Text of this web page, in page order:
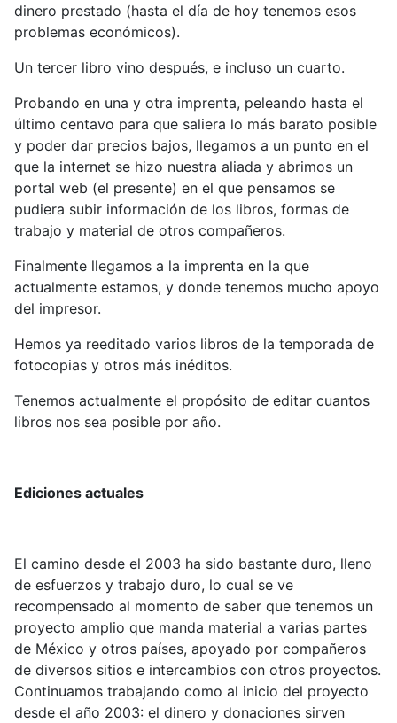
dinero prestado (hasta el día de hoy tenemos esos
problemas económicos).
Un tercer libro vino después, e incluso un cuarto.
Probando en una y otra imprenta, peleando hasta el
último centavo para que saliera lo más barato posible
y poder dar precios bajos, llegamos a un punto en el
que la internet se hizo nuestra aliada y abrimos un
portal web (el presente) en el que pensamos se
pudiera subir información de los libros, formas de
trabajo y material de otros compañeros.
Finalmente llegamos a la imprenta en la que
actualmente estamos, y donde tenemos mucho apoyo
del impresor.
Hemos ya reeditado varios libros de la temporada de
fotocopias y otros más inéditos.
Tenemos actualmente el propósito de editar cuantos
libros nos sea posible por año.
Ediciones actuales
El camino desde el 2003 ha sido bastante duro, lleno
de esfuerzos y trabajo duro, lo cual se ve
recompensado al momento de saber que tenemos un
proyecto amplio que manda material a varias partes
de México y otros países, apoyado por compañeros
de diversos sitios e intercambios con otros proyectos.
Continuamos trabajando como al inicio del proyecto
desde el año 2003: el dinero y donaciones sirven